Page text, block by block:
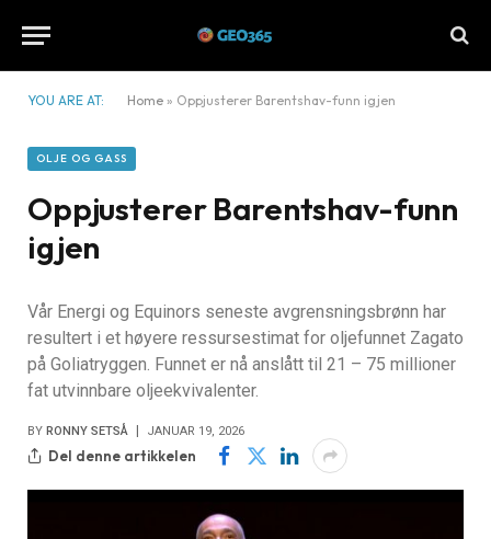
YOU ARE AT: Home » Oppjusterer Barentshav-funn igjen
OLJE OG GASS
Oppjusterer Barentshav-funn
igjen
Vår Energi og Equinors seneste avgrensningsbrønn har
resultert i et høyere ressursestimat for oljefunnet Zagato
på Goliatryggen. Funnet er nå anslått til 21 – 75 millioner
fat utvinnbare oljeekvivalenter.
BY RONNY SETSÅ JANUAR 19, 2026
Del denne artikkelen